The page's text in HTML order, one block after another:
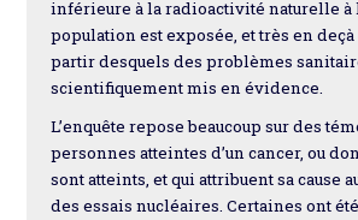
inférieure à la radioactivité naturelle à
population est exposée, et très en
partir desquels des problèmes
scientifiquement mis en évidence.
L’enquête repose beaucoup sur des
personnes atteintes d’un cancer, ou
sont atteints, et qui attribuent sa cause
des essais nucléaires. Certaines ont